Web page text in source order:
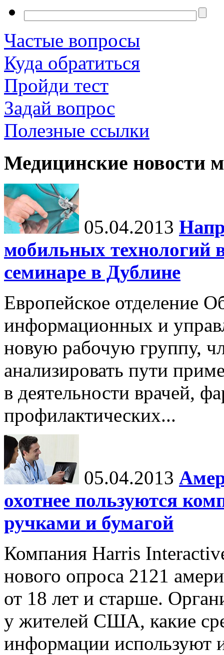
Частые вопросы
Куда обратиться
Пройди тест
Задай вопрос
Полезные ссылки
Медицинские новости
05.04.2013
мобильных технологий
семинаре в Дублине
Европейское отделение
информационных и
новую рабочую группу,
анализировать пути
в деятельности врачей,
профилактических...
05.04.2013
охотнее пользуются
ручками и бумагой
Компания Harris
нового опроса 2121
от 18 лет и старше.
у жителей США, какие
информации используют